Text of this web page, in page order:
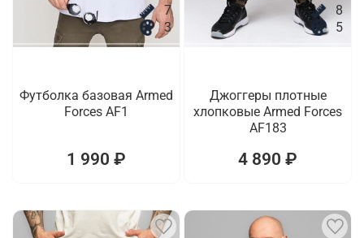
7
3
Футболка базовая Armed
Forces AF1
1 990 ₽
8
5
Джоггеры плотные
хлопковые Armed Forces
AF183
4 890 ₽